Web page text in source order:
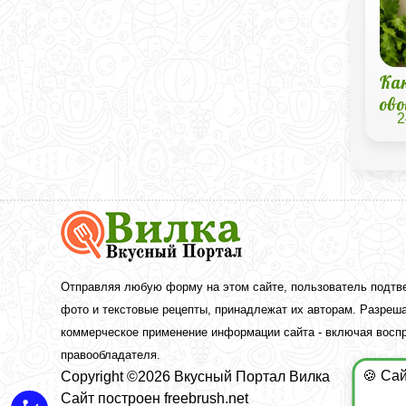
Вкусный
Портал
Вилка
рецепты
фото
Отправляя любую форму на этом сайте, пользователь
фото и текстовые рецепты, принадлежат их авторам.
коммерческое применение информации сайта - включая
правообладателя.
Copyright ©2026 Вкусный Портал Вилка
Сайт построенfreebrush.net
🍪